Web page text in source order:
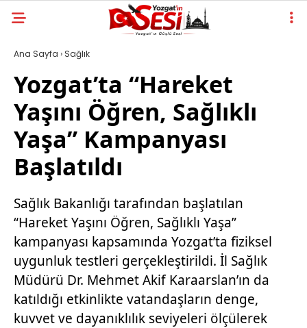
Ana Sayfa › Sağlık
Yozgat’ta “Hareket
Yaşını Öğren, Sağlıklı
Yaşa” Kampanyası
Başlatıldı
Sağlık Bakanlığı tarafından başlatılan
“Hareket Yaşını Öğren, Sağlıklı Yaşa”
kampanyası kapsamında Yozgat’ta fiziksel
uygunluk testleri gerçekleştirildi. İl Sağlık
Müdürü Dr. Mehmet Akif Karaarslan’ın da
katıldığı etkinlikte vatandaşların denge,
kuvvet ve dayanıklılık seviyeleri ölçülerek